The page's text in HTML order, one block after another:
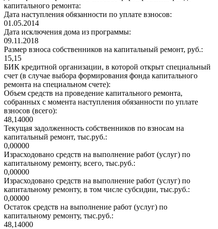
капитального ремонта:
Дата наступления обязанности по уплате взносов:
01.05.2014
Дата исключения дома из программы:
09.11.2018
Размер взноса собственников на капитальный ремонт, руб.:
15,15
БИК кредитной организации, в которой открыт специальный
счет (в случае выбора формирования фонда капитального
ремонта на специальном счете):
Объем средств на проведение капитального ремонта,
собранных с момента наступления обязанности по уплате
взносов (всего):
48,14000
Текущая задолженность собственников по взносам на
капитальный ремонт, тыс.руб.:
0,00000
Израсходовано средств на выполнение работ (услуг) по
капитальному ремонту, всего, тыс.руб.:
0,00000
Израсходовано средств на выполнение работ (услуг) по
капитальному ремонту, в том числе субсидии, тыс.руб.:
0,00000
Остаток средств на выполнение работ (услуг) по
капитальному ремонту, тыс.руб.:
48,14000